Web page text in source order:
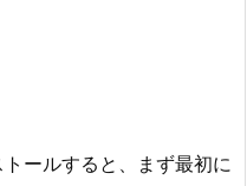
ールすると、まず最初に